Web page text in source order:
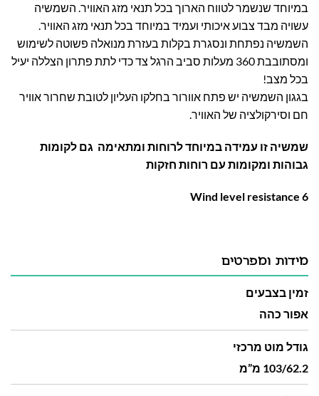
במיוחד שנשמר לטווח הארוך בכל תנאי מזג האוויר. השמשיה
עשויה מבד צבוע איכותי ועמיד במיוחד בכל תנאי מזג האוויר.
השמשיה נפתחת ונסגרת בקלות בעזרת מנואלה פשוטה לשימוש
ומסתובבת 360 מעלות סביב הרגל צד כדי לתת פתרון הצללה יעיל
בכל מצב!
בגגון השמשיה יש פתח אוורור בחלקו העליון לטובת שחרור אוויר
חם וסירקולציה של האוויר.
שמשיה זו עמידה במיוחד לרוחות ומתאימה גם לקומות
גבוהות ומקומות עם רוחות חזקות
Wind level resistance 6
מידות ומפרטים
זמין בצבעים
אפור כהה
גודל מוט מרכזי
103/62.2 מ”מ